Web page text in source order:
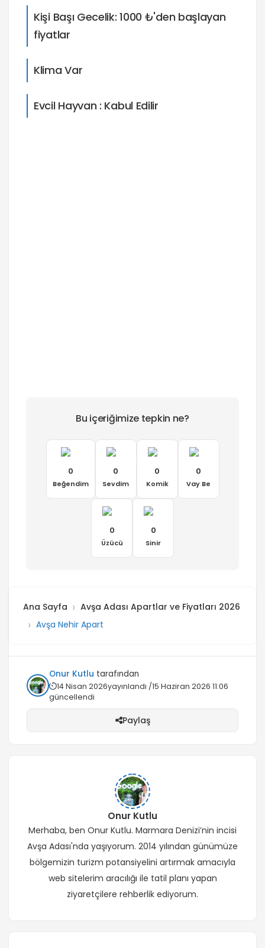
Kişi Başı Gecelik: 1000 ₺'den başlayan
fiyatlar
Klima Var
Evcil Hayvan : Kabul Edilir
Bu içeriğimize tepkin ne?
0
Beğendim
0
Sevdim
0
Komik
0
Vay Be
0
Üzücü
0
Sinir
Ana Sayfa
Avşa Adası Apartlar ve Fiyatları 2026
Avşa Nehir Apart
Onur Kutlu tarafından
14 Nisan 2026yayınlandı /15 Haziran 2026 11:06
güncellendi
Paylaş
Onur Kutlu
Merhaba, ben Onur Kutlu. Marmara Denizi’nin incisi
Avşa Adası'nda yaşıyorum. 2014 yılından günümüze
bölgemizin turizm potansiyelini artırmak amacıyla
web sitelerim aracılığı ile tatil planı yapan
ziyaretçilere rehberlik ediyorum.